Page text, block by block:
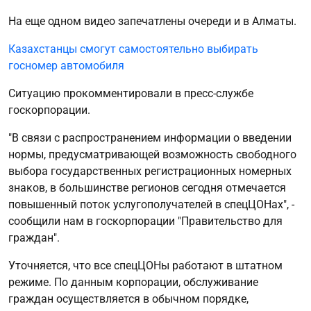
На еще одном видео запечатлены очереди и в Алматы.
Казахстанцы смогут самостоятельно выбирать
госномер автомобиля
Ситуацию прокомментировали в пресс-службе
госкорпорации.
"В связи с распространением информации о введении
нормы, предусматривающей возможность свободного
выбора государственных регистрационных номерных
знаков, в большинстве регионов сегодня отмечается
повышенный поток услугополучателей в спецЦОНах", -
сообщили нам в госкорпорации "Правительство для
граждан".
Уточняется, что все спецЦОНы работают в штатном
режиме. По данным корпорации, обслуживание
граждан осуществляется в обычном порядке,